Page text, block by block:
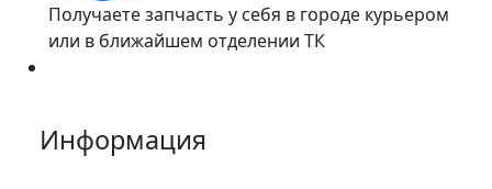
Получаете запчасть у себя в городе курьером
или в ближайшем отделении ТК
Информация